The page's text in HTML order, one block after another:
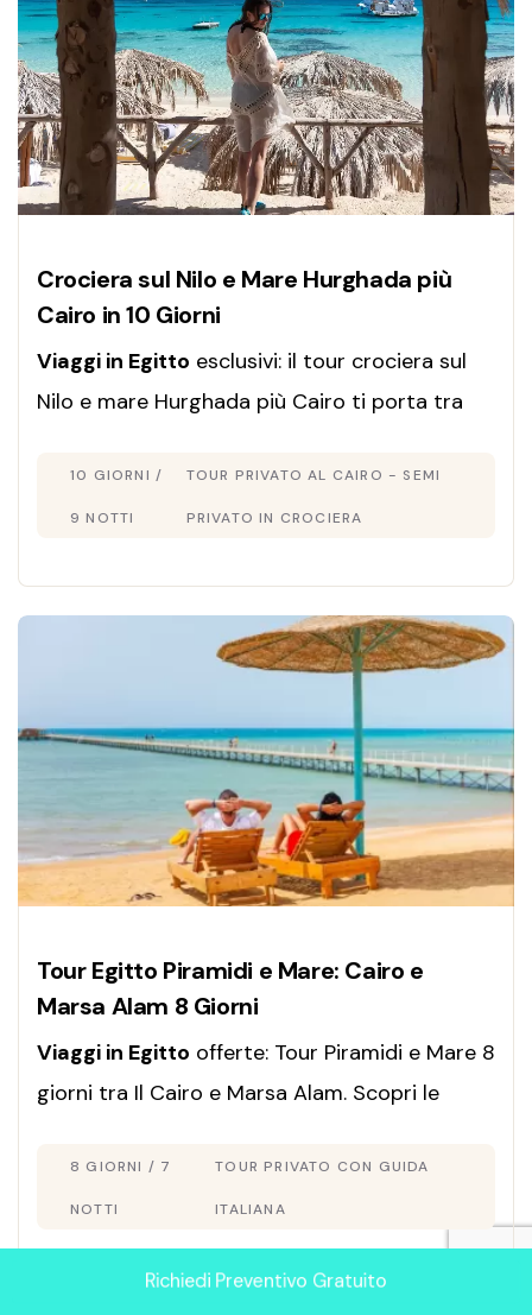
Crociera sul Nilo e Mare Hurghada più
Cairo in 10 Giorni
Viaggi in Egitto esclusivi: il tour crociera sul
Nilo e mare Hurghada più Cairo ti porta tra
guida italiana e pacchetto tutto incluso.
Prenota oggi!
10 GIORNI /
9 NOTTI
TOUR PRIVATO AL CAIRO - SEMI
PRIVATO IN CROCIERA
Tour Egitto Piramidi e Mare: Cairo e
Marsa Alam 8 Giorni
Viaggi in Egitto offerte: Tour Piramidi e Mare 8
giorni tra Il Cairo e Marsa Alam. Scopri le
guida in italiano!
8 GIORNI / 7
NOTTI
TOUR PRIVATO CON GUIDA
ITALIANA
Richiedi Preventivo Gratuito